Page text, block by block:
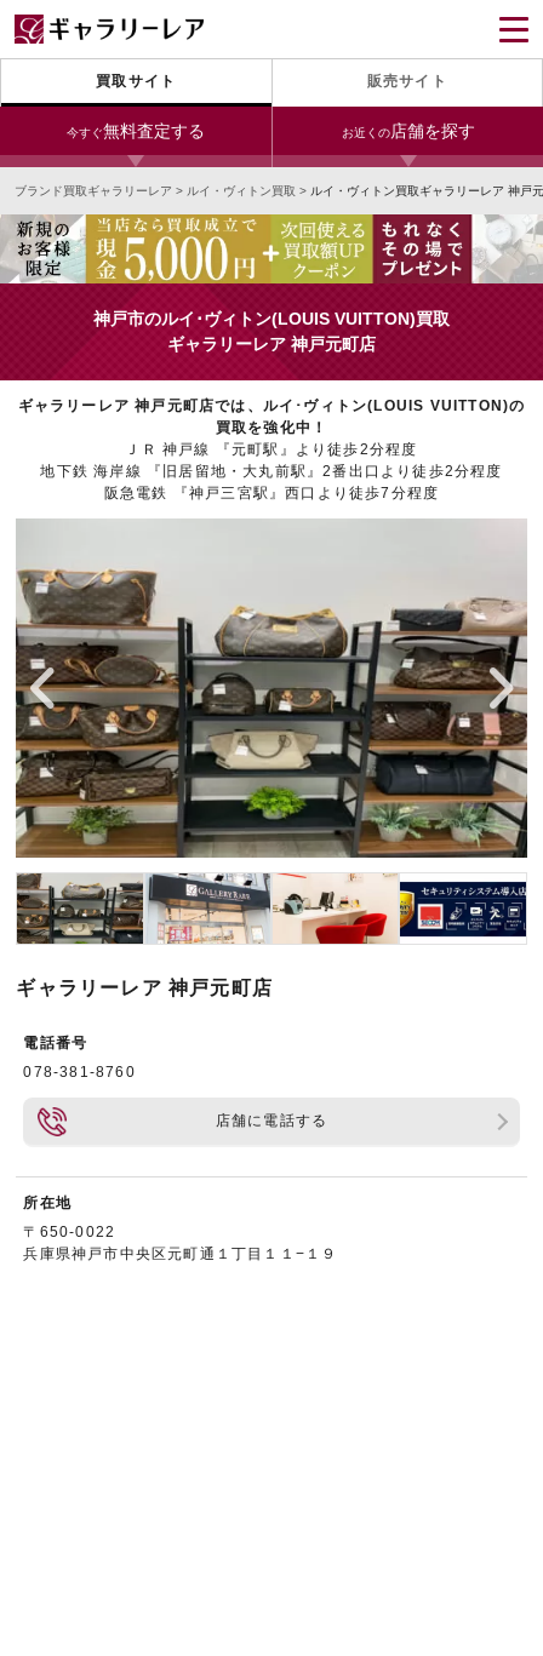
買取サイト 販売サイト
今すぐ無料査定する お近くの店舗を探す
今すぐLINE査定
24時間受付（対応時間10:00～19:00）
宅配買取を申し込む
無料の宅配キットをお届けします
今すぐ電話査定
受付時間 10:00～19:00
銀座本店 青山表参道店 新宿東口店
小田急新宿店
心斎橋本店 東心斎橋店
中野ブロードウェイ
宅配買取を申し込む
無料の宅配キットをお届けします
ブランド買取ギャラリーレア > ルイ・ヴィトン買取 > ルイ・ヴィトン買取ギャラリーレア 神戸
神戸市のルイ･ヴィトン(LOUIS VUITTON)買取
ギャラリーレア 神戸元町店
ギャラリーレア 神戸元町店では、ルイ･ヴィトン(LOUIS VUITTON)の
買取を強化中！
ＪＲ 神戸線 『元町駅』より徒歩2分程度
地下鉄 海岸線 『旧居留地・大丸前駅』2番出口より徒歩2分程度
阪急電鉄 『神戸三宮駅』西口より徒歩7分程度
ギャラリーレア 神戸元町店
電話番号
078-381-8760
店舗に電話する
所在地
〒650-0022
兵庫県神戸市中央区元町通１丁目１１−１９